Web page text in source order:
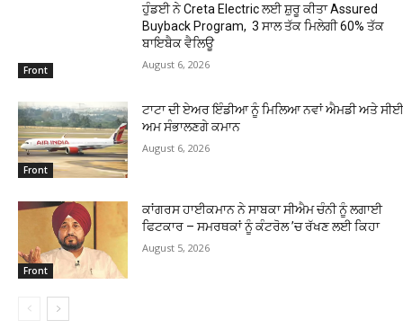
Front
ਹੁੰਡਈ ਨੇ Creta Electric ਲਈ ਸ਼ੁਰੂ ਕੀਤਾ Assured
Buyback Program, 3 ਸਾਲ ਤੱਕ ਮਿਲੇਗੀ 60% ਤੱਕ
ਬਾਇਬੈਕ ਵੈਲਿਊ
August 6, 2026
Front
ਟਾਟਾ ਦੀ ਏਅਰ ਇੰਡੀਆ ਨੂੰ ਮਿਲਿਆ ਨਵਾਂ ਐਮਡੀ ਅਤੇ
ਅਮ ਸੰਭਾਲਣਗੇ ਕਮਾਨ
August 6, 2026
Front
ਕਾਂਗਰਸ ਹਾਈਕਮਾਨ ਨੇ ਸਾਬਕਾ ਸੀਐਮ ਚੰਨੀ ਨੂੰ ਲਗਾਈ
ਫਿਟਕਾਰ – ਸਮਰਥਕਾਂ ਨੂੰ ਕੰਟਰੋਲ ’ਚ ਰੱਖਣ ਲਈ ਕਿਹਾ
August 5, 2026